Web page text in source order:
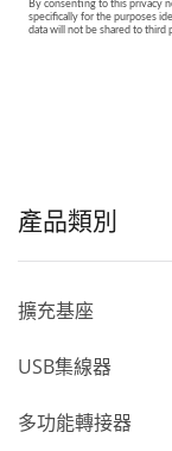
產品類別
擴充基座
USB集線器
多功能轉接器